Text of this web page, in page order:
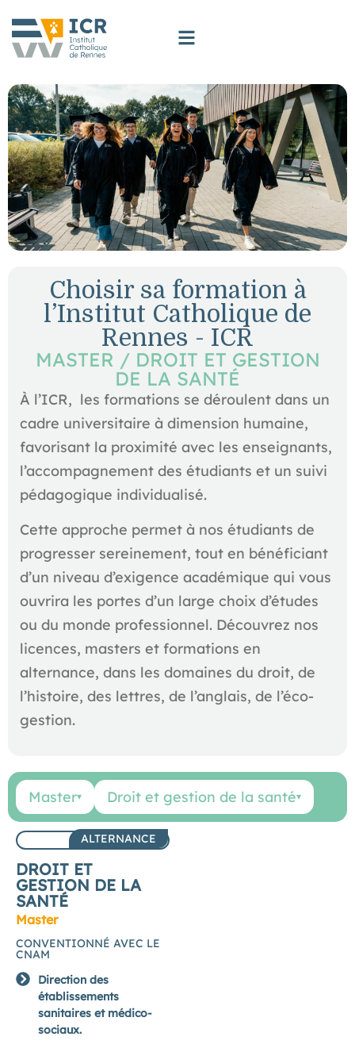
Choisir sa formation à
l’Institut Catholique de
Rennes - ICR
MASTER / DROIT ET GESTION
DE LA SANTÉ
À l’ICR, les formations se déroulent dans un
cadre universitaire à dimension humaine,
favorisant la proximité avec les enseignants,
l’accompagnement des étudiants et un suivi
pédagogique individualisé.
Cette approche permet à nos étudiants de
progresser sereinement, tout en bénéficiant
d’un niveau d’exigence académique qui vous
ouvrira les portes d’un large choix d’études
ou du monde professionnel. Découvrez nos
licences, masters et formations en
alternance, dans les domaines du droit, de
l’histoire, des lettres, de l’anglais, de l’éco-
gestion.
Master▾ Droit et gestion de la santé▾
ALTERNANCE
DROIT ET
GESTION DE LA
SANTÉ
Master
CONVENTIONNÉ AVEC LE
CNAM
Direction des
établissements
sanitaires et médico-
sociaux.